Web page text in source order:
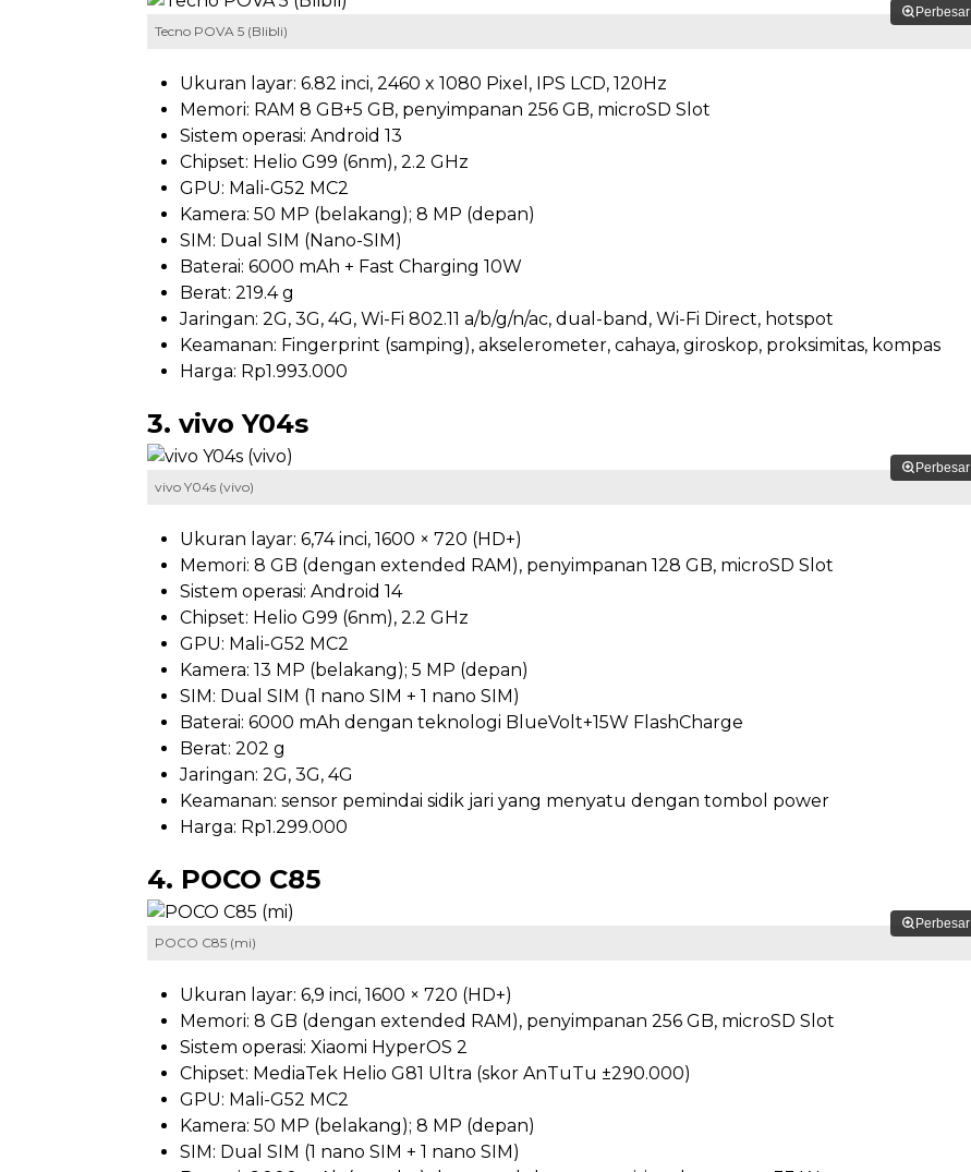
Perbesar
Tecno POVA 5 (Blibli)
Ukuran layar: 6.82 inci, 2460 x 1080 Pixel, IPS LCD, 120Hz
Memori: RAM 8 GB+5 GB, penyimpanan 256 GB, microSD Slot
Sistem operasi: Android 13
Chipset: Helio G99 (6nm), 2.2 GHz
GPU: Mali-G52 MC2
Kamera: 50 MP (belakang); 8 MP (depan)
SIM: Dual SIM (Nano-SIM)
Baterai: 6000 mAh + Fast Charging 10W
Berat: 219.4 g
Jaringan: 2G, 3G, 4G, Wi-Fi 802.11 a/b/g/n/ac, dual-band, Wi-Fi Direct, hotspot
Keamanan: Fingerprint (samping), akselerometer, cahaya, giroskop, proksimitas, kompas
Harga: Rp1.993.000
3. vivo Y04s
Perbesar
vivo Y04s (vivo)
Ukuran layar: 6,74 inci, 1600 × 720 (HD+)
Memori: 8 GB (dengan extended RAM), penyimpanan 128 GB, microSD Slot
Sistem operasi: Android 14
Chipset: Helio G99 (6nm), 2.2 GHz
GPU: Mali-G52 MC2
Kamera: 13 MP (belakang); 5 MP (depan)
SIM: Dual SIM (1 nano SIM + 1 nano SIM)
Baterai: 6000 mAh dengan teknologi BlueVolt+15W FlashCharge
Berat: 202 g
Jaringan: 2G, 3G, 4G
Keamanan: sensor pemindai sidik jari yang menyatu dengan tombol power
Harga: Rp1.299.000
4. POCO C85
Perbesar
POCO C85 (mi)
Ukuran layar: 6,9 inci, 1600 × 720 (HD+)
Memori: 8 GB (dengan extended RAM), penyimpanan 256 GB, microSD Slot
Sistem operasi: Xiaomi HyperOS 2
Chipset: MediaTek Helio G81 Ultra (skor AnTuTu ±290.000)
GPU: Mali-G52 MC2
Kamera: 50 MP (belakang); 8 MP (depan)
SIM: Dual SIM (1 nano SIM + 1 nano SIM)